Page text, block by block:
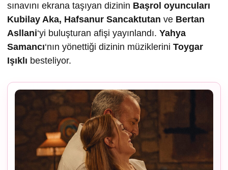
sınavını ekrana taşıyan dizinin Başrol oyuncuları
Kubilay Aka, Hafsanur Sancaktutan ve Bertan
Asllani‘yi buluşturan afişi yayınlandı. Yahya
Samancı‘nın yönettiği dizinin müziklerini Toygar
Işıklı besteliyor.